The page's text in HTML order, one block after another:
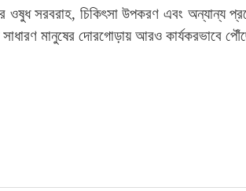
ওষুধ সরবরাহ, চিকিৎসা উপকরণ এবং অন্যান্য
সাধারণ মানুষের দোরগোড়ায় আরও কার্যকরভাবে